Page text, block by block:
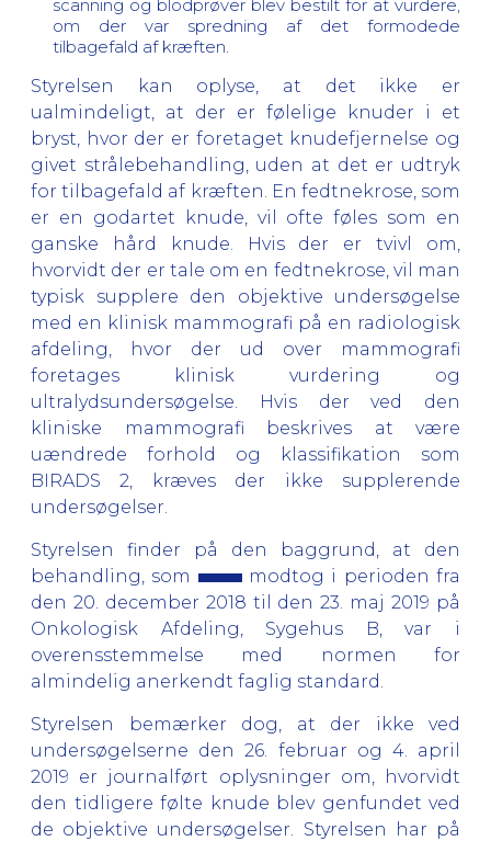
scanning og blodprøver blev bestilt for at vurdere,
om der var spredning af det formodede
tilbagefald af kræften.
Styrelsen kan oplyse, at det ikke er
ualmindeligt, at der er følelige knuder i et
bryst, hvor der er foretaget knudefjernelse og
givet strålebehandling, uden at det er udtryk
for tilbagefald af kræften. En fedtnekrose, som
er en godartet knude,
vil ofte føles som en
ganske hård knude. Hvis der er tvivl om,
hvorvidt der er tale om en fedtnekrose, vil man
typisk supplere den objektive undersøgelse
med en klinisk mammografi på en radiologisk
afdeling, hvor der ud over mammografi
foretages klinisk vurdering og
ultralydsundersøgelse. Hvis der ved den
kliniske mammografi beskrives at være
uændrede forhold og klassifikation som
BIRADS 2, kræves der ikke supplerende
undersøgelser.
Styrelsen finder på den baggrund, at den
behandling, som
modtog i perioden fra
den 20. december 2018 til den 23. maj 2019 på
Onkologisk Afdeling, Sygehus B, var i
overensstemmelse med normen for
almindelig anerkendt faglig standard.
Styrelsen bemærker dog, at der ikke ved
undersøgelserne den 26. februar og 4. april
2019 er journalført oplysninger om, hvorvidt
den tidligere følte knude blev genfundet ved
de objektive undersøgelser. Styrelsen har på